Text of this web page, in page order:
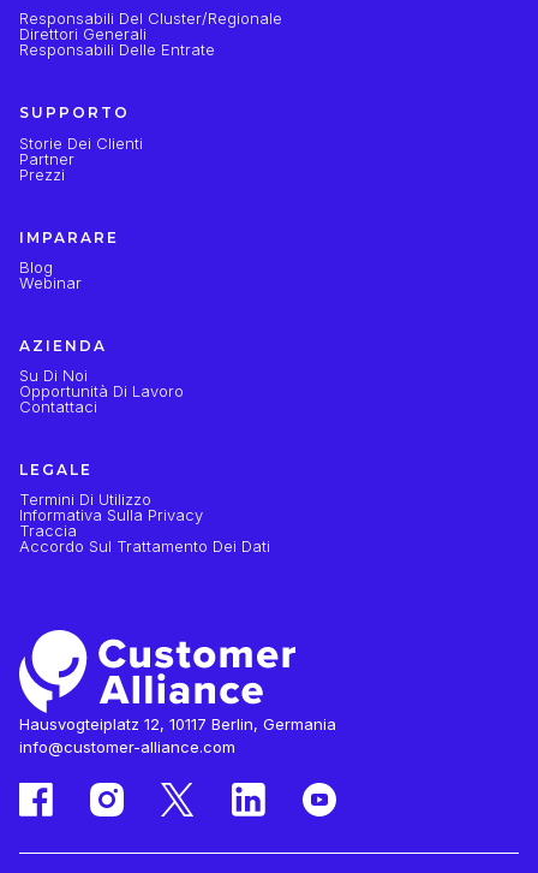
Responsabili Del Cluster/regionale
Direttori Generali
Responsabili Delle Entrate
SUPPORTO
Storie Dei Clienti
Partner
Prezzi
IMPARARE
Blog
Webinar
AZIENDA
Su Di Noi
Opportunità Di Lavoro
Contattaci
LEGALE
Termini Di Utilizzo
Informativa Sulla Privacy
Traccia
Accordo Sul Trattamento Dei Dati
Hausvogteiplatz 12, 10117 Berlin, Germania
info@customer-alliance.com